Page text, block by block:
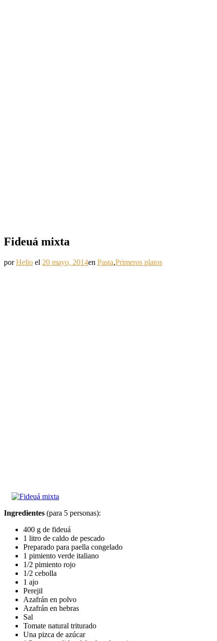
Fideuá mixta
porHelio el 20 mayo, 2014en Pasta,Primeros platos
Ingredientes (para 5 personas):
400 g de fideuá
1 litro de caldo de pescado
Preparado para paella congelado
1 pimiento verde italiano
1/2 pimiento rojo
1/2 cebolla
1 ajo
Perejil
Azafrán en polvo
Azafrán en hebras
Sal
Tomate natural triturado
Una pizca de azúcar